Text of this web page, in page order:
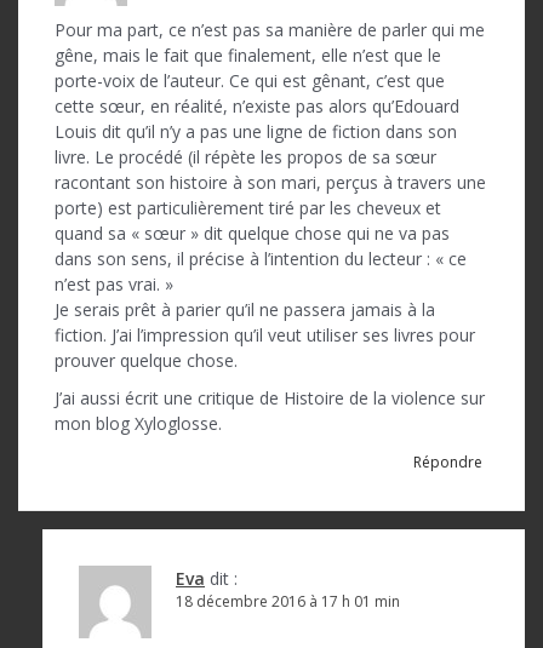
Pour ma part, ce n’est pas sa manière de parler qui me
gêne, mais le fait que finalement, elle n’est que le
porte-voix de l’auteur. Ce qui est gênant, c’est que
cette sœur, en réalité, n’existe pas alors qu’Edouard
Louis dit qu’il n’y a pas une ligne de fiction dans son
livre. Le procédé (il répète les propos de sa sœur
racontant son histoire à son mari, perçus à travers une
porte) est particulièrement tiré par les cheveux et
quand sa « sœur » dit quelque chose qui ne va pas
dans son sens, il précise à l’intention du lecteur : « ce
n’est pas vrai. »
Je serais prêt à parier qu’il ne passera jamais à la
fiction. J’ai l’impression qu’il veut utiliser ses livres pour
prouver quelque chose.
J’ai aussi écrit une critique de Histoire de la violence sur
mon blog Xyloglosse.
Répondre
Eva dit :
18 décembre 2016 à 17 h 01 min